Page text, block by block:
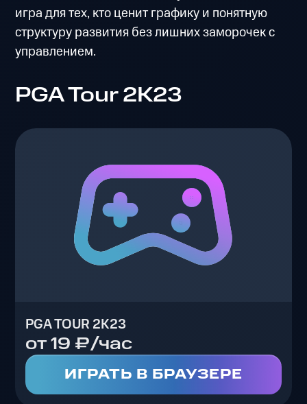
игра для тех, кто ценит графику и понятную
структуру развития без лишних заморочек с
управлением.
PGA Tour 2K23
PGA TOUR 2K23
от 19 ₽/час
ИГРАТЬ В БРАУЗЕРЕ